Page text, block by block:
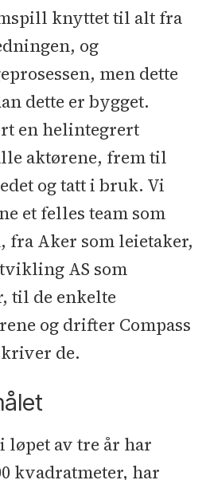
knyttet til alt fra
og
men dette
dette er bygget.
en helintegrert
aktørene, frem til
og tatt i bruk. Vi
et felles team som
fra Aker som leietaker,
AS som
til de enkelte
og drifter Compass
de.
løpet av tre år har
kvadratmeter, har